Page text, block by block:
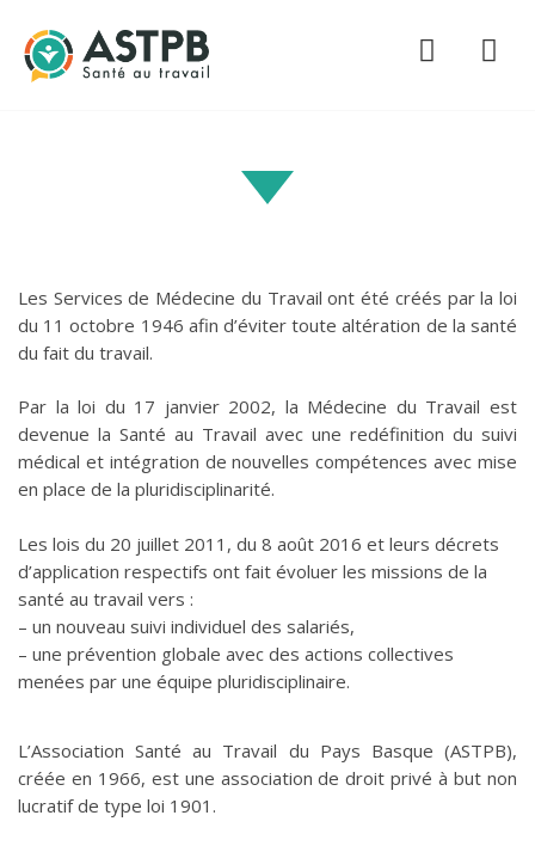
Les Services de Médecine du Travail ont été créés par la loi
du 11 octobre 1946 afin d’éviter toute altération de la santé
du fait du travail.
Par la loi du 17 janvier 2002, la Médecine du Travail est
devenue la Santé au Travail avec une redéfinition du suivi
médical et intégration de nouvelles compétences avec mise
en place de la pluridisciplinarité.
Les lois du 20 juillet 2011, du 8 août 2016 et leurs décrets
d’application respectifs ont fait évoluer les missions de la
santé au travail vers :
– un nouveau suivi individuel des salariés,
– une prévention globale avec des actions collectives
menées par une équipe pluridisciplinaire.
L’Association Santé au Travail du Pays Basque (ASTPB),
créée en 1966, est une association de droit privé à but non
lucratif de type loi 1901.